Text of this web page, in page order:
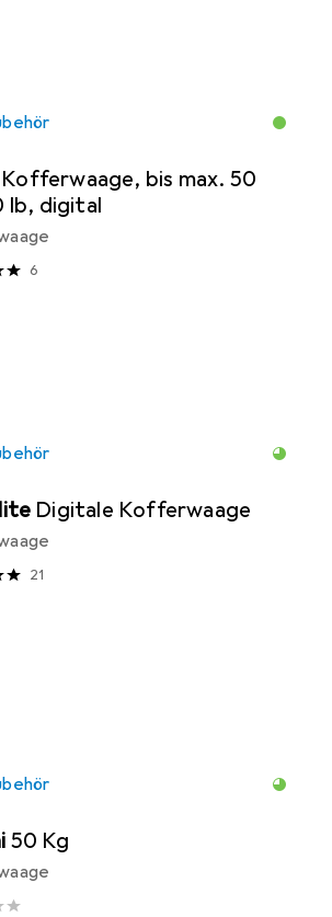
Kofferwaage, bis max. 50
lb, digital
6
Digitale Kofferwaage
21
50 Kg